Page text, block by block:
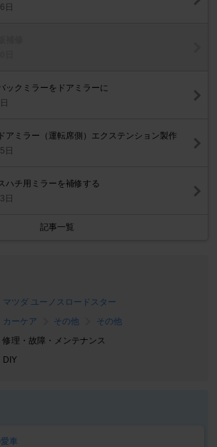
日
ックミラーをドアミラーに
アミラー（運転席側）エクステンション製作
日
ハチ用ミラーを補修する
日
記事一覧
マツダ ユーノスロードスター
カーケア その他
その他
修理・故障・メンテナンス
DIY
車